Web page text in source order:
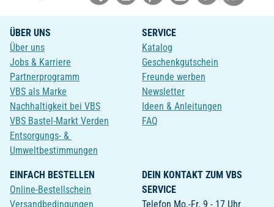
ÜBER UNS
Über uns
Jobs & Karriere
Partnerprogramm
VBS als Marke
Nachhaltigkeit bei VBS
VBS Bastel-Markt Verden
Entsorgungs- &
Umweltbestimmungen
SERVICE
Katalog
Geschenkgutschein
Freunde werben
Newsletter
Ideen & Anleitungen
FAQ
EINFACH BESTELLEN
Online-Bestellschein
Versandbedingungen
DEIN KONTAKT ZUM VBS
SERVICE
Telefon Mo.-Fr. 9 - 17 Uhr